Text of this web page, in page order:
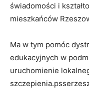
świadomości i
mieszkańców
Ma w tym pomóc
edukacyjnych w
uruchomienie